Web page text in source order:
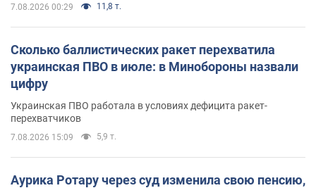
7.08.2026 00:29 11,8 т.
Сколько баллистических ракет перехватила
украинская ПВО в июле: в Минобороны назвали
цифру
Украинская ПВО работала в условиях дефицита ракет-
перехватчиков
7.08.2026 15:09 5,9 т.
Аурика Ротару через суд изменила свою пенсию,